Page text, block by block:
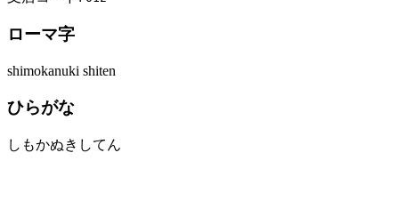
ローマ字
shimokanuki shiten
ひらがな
しもかぬきしてん